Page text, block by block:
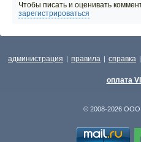
Чтобы писать и оценивать
зарегистрироваться
администрация | правила | справка |
оплата
© 2008-2026 ООО